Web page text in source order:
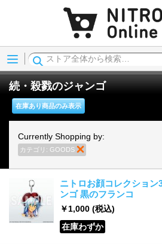
Menu
続・殺戮のジャンゴ
在庫あり商品のみ表示
Currently Shopping by:
カテゴリ: GOODS
ニトロお顔コレクション
ンゴ 黒のフランコ
￥1,000 (税込)
在庫わずか